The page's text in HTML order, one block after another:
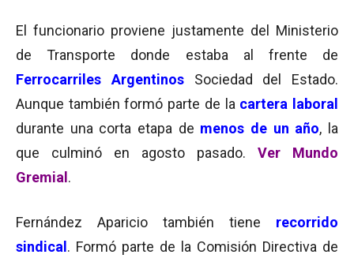
El funcionario proviene justamente del Ministerio
de Transporte donde estaba al frente de
Ferrocarriles ArgentinosSociedad del Estado.
Aunque también formó parte de la cartera laboral
durante una corta etapa de menos de un año, la
que culminó en agosto pasado. Ver Mundo
Gremial .
Fernández Aparicio también tiene recorrido
sindical . Formó parte de la Comisión Directiva de